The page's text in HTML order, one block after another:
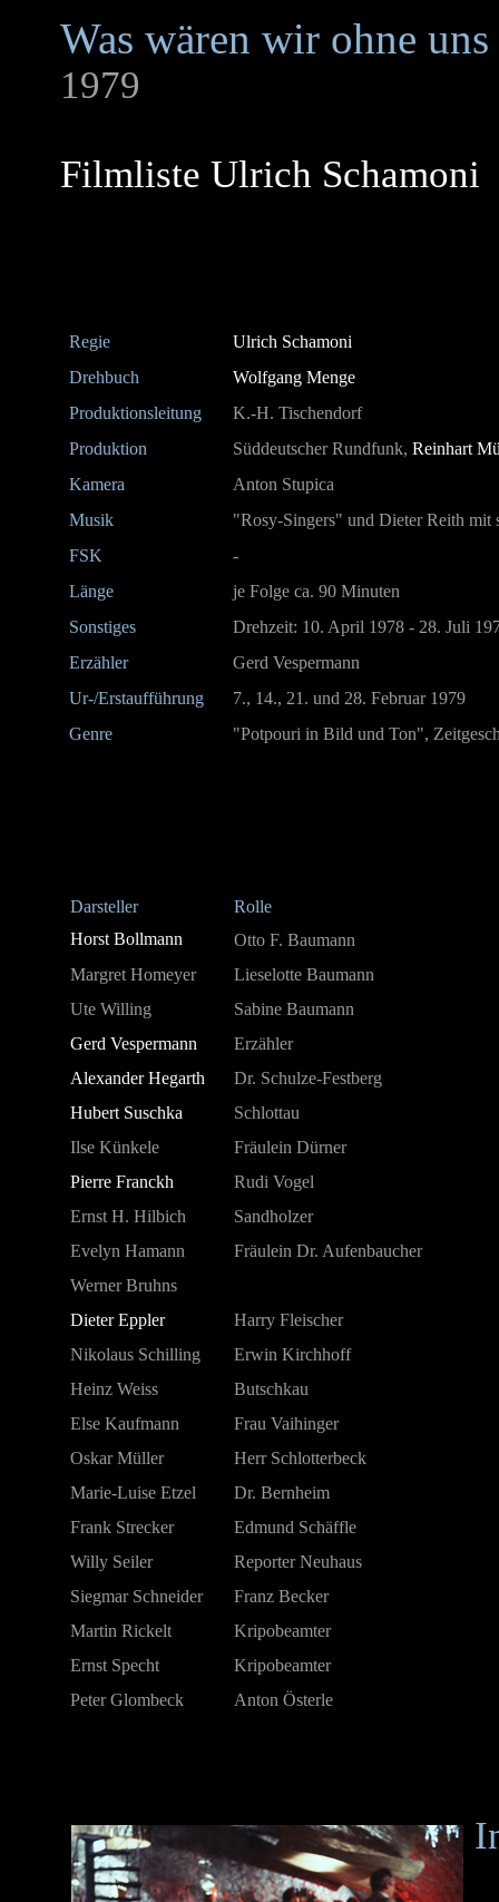
Was wären wir ohne uns
1979
Filmliste Ulrich Schamoni
Regie
Ulrich Schamoni
Drehbuch
Wolfgang Menge
Produktionsleitung
K.-H. Tischendorf
Produktion
Süddeutscher Rundfunk, Reinhart
Kamera
Anton Stupica
Musik
"Rosy-Singers" und Dieter Reith mit
FSK
-
Länge
je Folge ca. 90 Minuten
Sonstiges
Drehzeit: 10. April 1978 - 28. Juli
Erzähler
Gerd Vespermann
Ur-/Erstaufführung
7., 14., 21. und 28. Februar 1979
Genre
"Potpouri in Bild und Ton",
Darsteller
Rolle
Horst Bollmann
Otto F. Baumann
Margret Homeyer
Lieselotte Baumann
Ute Willing
Sabine Baumann
Gerd Vespermann
Erzähler
Alexander Hegarth
Dr. Schulze-Festberg
Hubert Suschka
Schlottau
Ilse Künkele
Fräulein Dürner
Pierre Franckh
Rudi Vogel
Ernst H. Hilbich
Sandholzer
Evelyn Hamann
Fräulein Dr. Aufenbaucher
Werner Bruhns
Dieter Eppler
Harry Fleischer
Nikolaus Schilling
Erwin Kirchhoff
Heinz Weiss
Butschkau
Else Kaufmann
Frau Vaihinger
Oskar Müller
Herr Schlotterbeck
Marie-Luise Etzel
Dr. Bernheim
Frank Strecker
Edmund Schäffle
Willy Seiler
Reporter Neuhaus
Siegmar Schneider
Franz Becker
Martin Rickelt
Kripobeamter
Ernst Specht
Kripobeamter
Peter Glombeck
Anton Österle